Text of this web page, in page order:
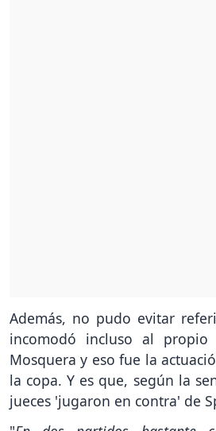
Además, no pudo evitar
incomodó incluso al propio
Mosquera y eso fue la
la copa. Y es que, según la
jueces 'jugaron en contra' de